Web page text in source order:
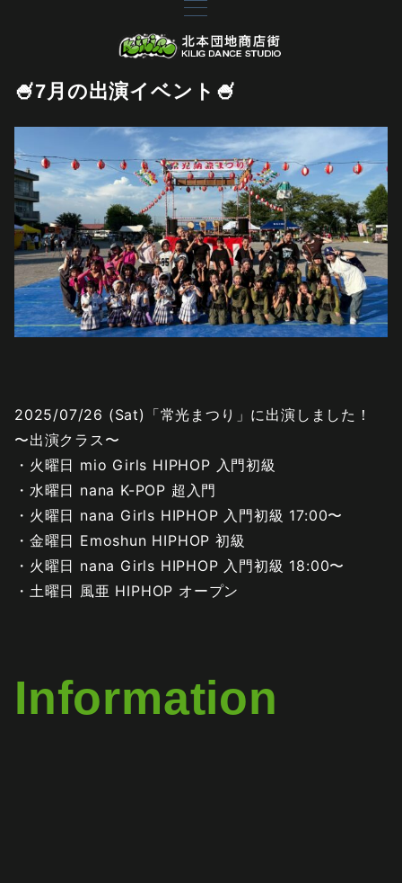
🍧7月の出演イベント🍧
2025/07/26 (Sat)「常光まつり」に出演しました！
〜出演クラス〜
・火曜日 mio Girls HIPHOP 入門初級
・水曜日 nana K-POP 超入門
・火曜日 nana Girls HIPHOP 入門初級 17:00〜
・金曜日 Emoshun HIPHOP 初級
・火曜日 nana Girls HIPHOP 入門初級 18:00〜
・土曜日 風亜 HIPHOP オープン
Information